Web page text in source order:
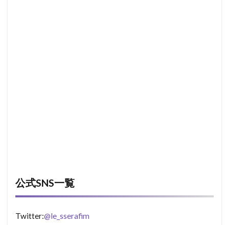
公式SNS一覧
Twitter:@le_sserafim